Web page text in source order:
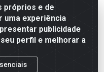
próprios e de
experiência
publicidade
perfil e melhorar a